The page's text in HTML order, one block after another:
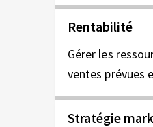
Rentabilité
Gérer les
ventes prévues
Stratégie